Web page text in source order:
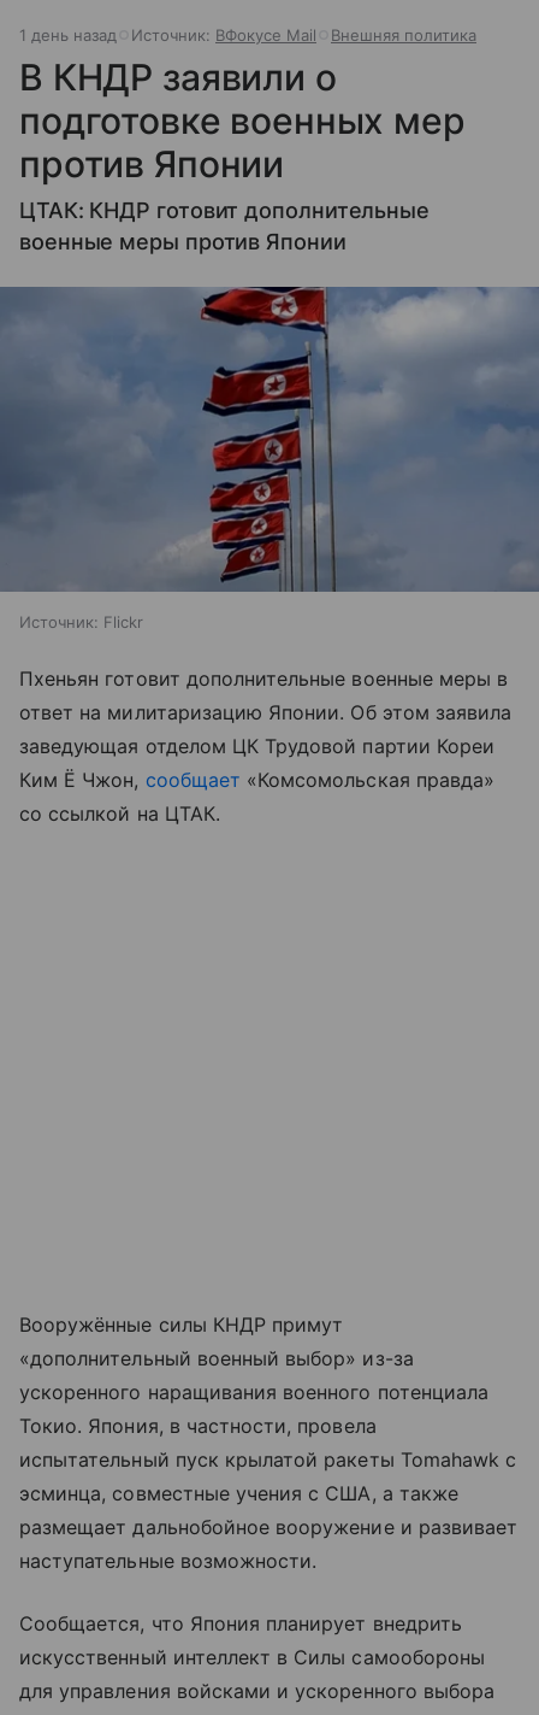
1 день назад Источник: ВФокусе Mail Внешняя политика
В КНДР заявили о
подготовке военных мер
против Японии
ЦТАК: КНДР готовит дополнительные
военные меры против Японии
Источник: Flickr
Пхеньян готовит дополнительные военные меры в
ответ на милитаризацию Японии. Об этом заявила
заведующая отделом ЦК Трудовой партии Кореи
Ким Ё Чжон, сообщает «Комсомольская правда»
со ссылкой на ЦТАК.
Вооружённые силы КНДР примут
«дополнительный военный выбор» из-за
ускоренного наращивания военного потенциала
Токио. Япония, в частности, провела
испытательный пуск крылатой ракеты Tomahawk с
эсминца, совместные учения с США, а также
размещает дальнобойное вооружение и развивает
наступательные возможности.
Сообщается, что Япония планирует внедрить
искусственный интеллект в Силы самообороны
для управления войсками и ускоренного выбора